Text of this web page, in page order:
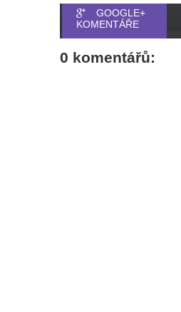
GOOGLE+
KOMENTÁŘE
0 komentářů: